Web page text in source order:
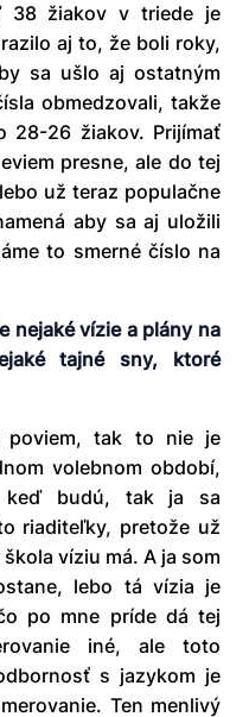
38 žiakov v triede je
aj to, že boli roky,
sa ušlo aj ostatným
obmedzovali, takže
28-26 žiakov. Prijímať
presne, ale do tej
už teraz populačne
aby sa aj uložili
to smerné číslo na
nejaké vízie a plány na
tajné sny, ktoré
poviem, tak to nie je
volebnom období,
keď budú, tak ja sa
riaditeľky, pretože už
víziu má. A ja som
lebo tá vízia je
po mne príde dá tej
iné, ale toto
s jazykom je
Ten menlivý